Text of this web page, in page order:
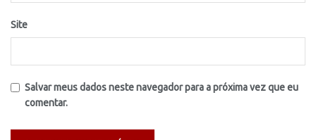
Site
Salvar meus dados neste navegador para a próxima vez que eu
comentar.